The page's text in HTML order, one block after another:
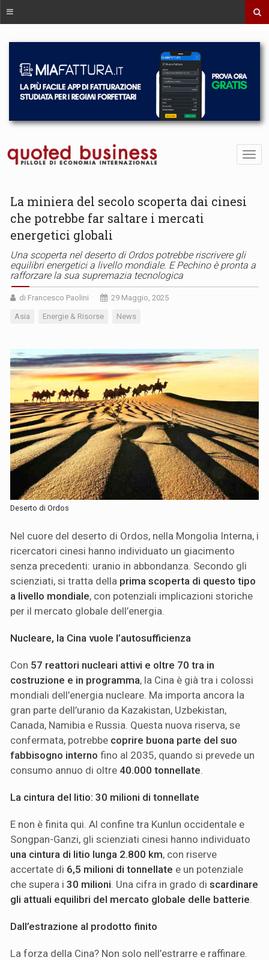
La miniera del secolo scoperta dai cinesi
che potrebbe far saltare i mercati
energetici globali
Una scoperta nel deserto di Ordos potrebbe riscrivere gli
equilibri energetici a livello mondiale. E Pechino è pronta a
rafforzare la sua supremazia tecnologica
di Francesco Paolini 29 Maggio, 2025
Asia Energie & Risorse News
Deserto di Ordos
Nel cuore del deserto di Ordos, nella Mongolia Interna, i
ricercatori cinesi hanno individuato un giacimento
senza precedenti: uranio in abbondanza. Secondo gli
scienziati, si tratta della prima scoperta di questo tipo
a livello mondiale, con potenziali implicazioni storiche
per il mercato globale dell’energia.
Nucleare, la Cina vuole l’autosufficienza
Con 57 reattori nucleari attivi e oltre 70 tra in
costruzione e in programma, la Cina è già tra i colossi
mondiali dell’energia nucleare. Ma importa ancora la
gran parte dell’uranio da Kazakistan, Uzbekistan,
Canada, Namibia e Russia. Questa nuova riserva, se
confermata, potrebbe coprire buona parte del suo
fabbisogno interno fino al 2035, quando si prevede un
consumo annuo di oltre 40.000 tonnellate
La cintura del litio: 30 milioni di tonnellate
E non è finita qui. Al confine tra Kunlun occidentale e
Songpan-Ganzi, gli scienziati cinesi hanno individuato
una cintura di litio lunga 2.800 km, con riserve
accertate di 6,5 milioni di tonnellate e un potenziale
che supera i 30 milioni . Una cifra in grado di scardinare
gli attuali equilibri del mercato globale delle batterie
Dall’estrazione al prodotto finito
La forza della Cina? Non solo nell’estrarre e raffinare.